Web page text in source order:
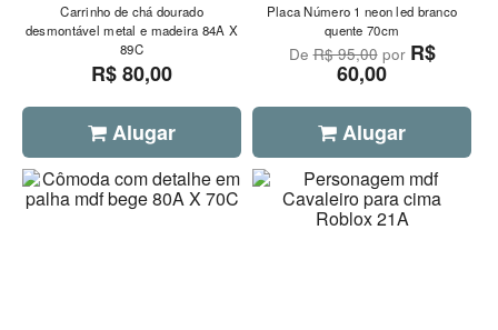
Carrinho de chá dourado
desmontável metal e madeira 84A X
89C
R$ 80,00
Alugar
Placa Número 1 neon led branco
quente 70cm
DeR$ 95,00por R$
60,00
Alugar